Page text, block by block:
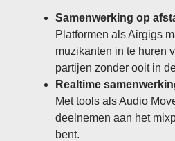
Samenwerking op
Platformen als Airgigs
muzikanten in te huren
partijen zonder ooit in
Realtime
Met tools als Audio
deelnemen aan het
bent.